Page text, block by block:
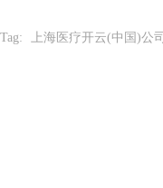
Tag: 上海医疗开云(中国)公司